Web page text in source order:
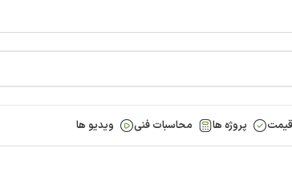
پروژه ها محاسبات فنی ویدیو ها